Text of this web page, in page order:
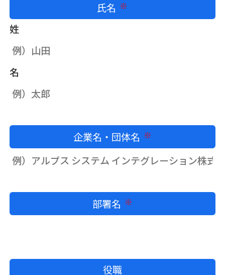
氏名
姓
名
企業名・団体名
部署名
役職